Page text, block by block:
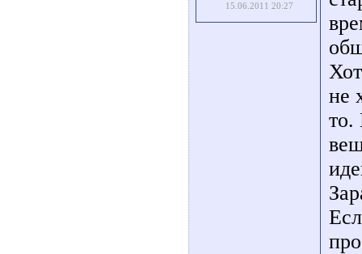
15.06.2011 20:27
не
то.